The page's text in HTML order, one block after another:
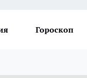
Гороскоп